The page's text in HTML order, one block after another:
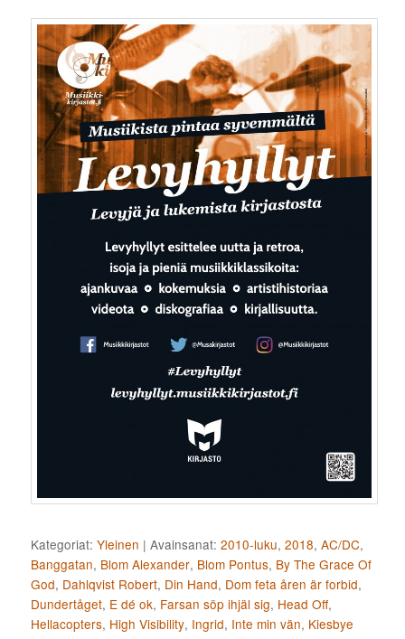
Kategoriat: Yleinen |Avainsanat: 2010-luku,2018,AC/DC,
Banggatan, Blom Alexander, Blom Pontus, By The Grace Of
God, Dahlqvist Robert, Din Hand, Dom feta åren är forbid,
Dundertåget, E dé ok, Farsan söp ihjäl sig, Head Off,
Hellacopters, High Visibility, Ingrid, Inte min vän, Kiesbye